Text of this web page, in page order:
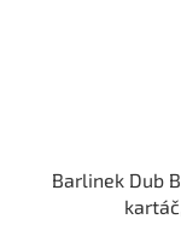
Barlinek Dub